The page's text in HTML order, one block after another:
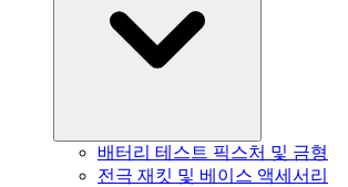
배터리 테스트 픽스처 및 금형
전극 재킷 및 베이스 액세서리